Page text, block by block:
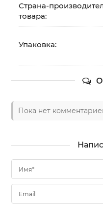
Страна-
товара:
Упаковка:
Пока нет
Имя*
Email